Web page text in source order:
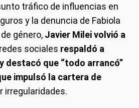
tráfico de influencias en
y la denuncia de Fabiola
género, Javier Milei volvió a
sociales respaldó a
destacó que “todo arrancó”
impulsó la cartera de
irregularidades.